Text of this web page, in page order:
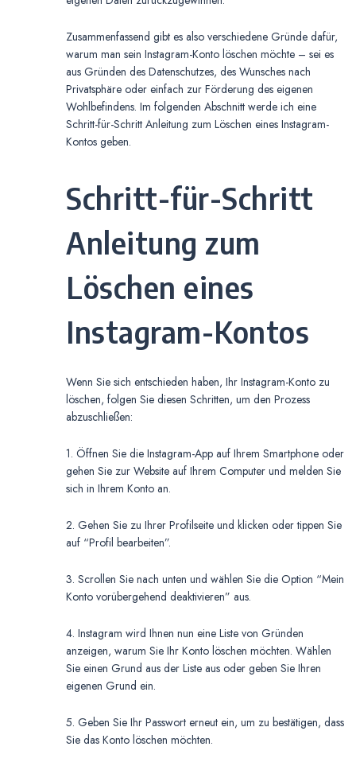
Zusammenfassend gibt es also verschiedene Gründe dafür,
warum man sein Instagram-Konto löschen möchte – sei es
aus Gründen des Datenschutzes, des Wunsches nach
Privatsphäre oder einfach zur Förderung des eigenen
Wohlbefindens. Im folgenden Abschnitt werde ich eine
Schritt-für-Schritt Anleitung zum Löschen eines Instagram-
Kontos geben.
Schritt-für-Schritt
Anleitung zum
Löschen eines
Instagram-Kontos
Wenn Sie sich entschieden haben, Ihr Instagram-Konto zu
löschen, folgen Sie diesen Schritten, um den Prozess
abzuschließen:
1. Öffnen Sie die Instagram-App auf Ihrem Smartphone oder
gehen Sie zur Website auf Ihrem Computer und melden Sie
sich in Ihrem Konto an.
2. Gehen Sie zu Ihrer Profilseite und klicken oder tippen Sie
auf “Profil bearbeiten”.
3. Scrollen Sie nach unten und wählen Sie die Option “Mein
Konto vorübergehend deaktivieren” aus.
4. Instagram wird Ihnen nun eine Liste von Gründen
anzeigen, warum Sie Ihr Konto löschen möchten. Wählen
Sie einen Grund aus der Liste aus oder geben Sie Ihren
eigenen Grund ein.
5. Geben Sie Ihr Passwort erneut ein, um zu bestätigen, dass
Sie das Konto löschen möchten.